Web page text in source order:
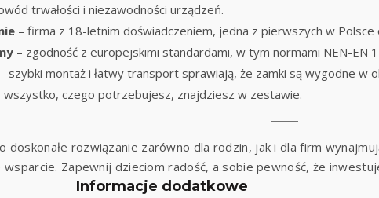
trwałości i niezawodności urządzeń.
– firma z 18-letnim doświadczeniem, jedna z pierwszych w Polsce
– zgodność z europejskimi standardami, w tym normami NEN-EN
– szybki montaż i łatwy transport sprawiają, że zamki są wygodne w
wszystko, czego potrzebujesz, znajdziesz w zestawie.
doskonałe rozwiązanie zarówno dla rodzin, jak i dla firm
wsparcie. Zapewnij dzieciom radość, a sobie pewność, że
Informacje dodatkowe